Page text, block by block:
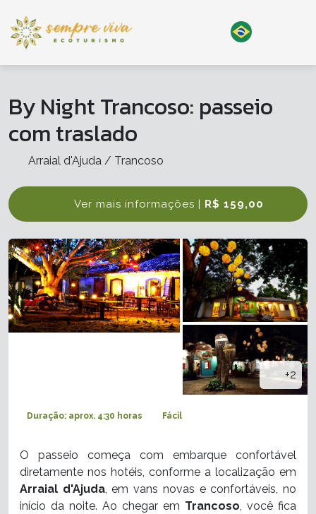
By Night Trancoso: passeio
com traslado
Arraial d'Ajuda / Trancoso
Ver mais informações | R$ 159,00
+2
Duração: aprox. 4:30 horas Fácil
O passeio começa com embarque confortável
diretamente nos hotéis, conforme a localização em
Arraial d'Ajuda, em vans novas e confortáveis, no
início da noite. Ao chegar em Trancoso, você fica